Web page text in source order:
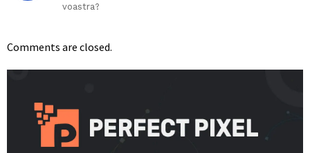
voastra?
Comments are closed.